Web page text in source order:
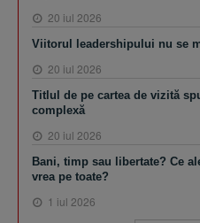
20 iul 2026
Viitorul leadershipului nu se
20 iul 2026
Titlul de pe cartea de vizită
complexă
20 iul 2026
Bani, timp sau libertate? Ce
vrea pe toate?
1 iul 2026